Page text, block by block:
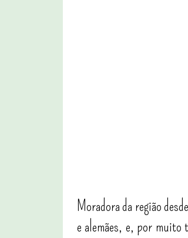
Moradora da região
e alemães, e, por muito